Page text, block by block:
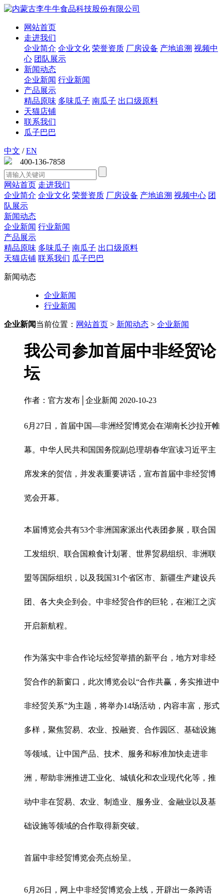
网站首页
走进我们
企业简介 企业文化 荣誉资质 厂房设备 产地追溯 视频中
心 团队展示
新闻动态
企业新闻 行业新闻
产品展示
精品原味 多味瓜子 南瓜子 出口级原料
天猫店铺
联系我们
瓜子巴巴
中文 /EN
400-136-7858
网站首页 走进我们
企业简介 企业文化 荣誉资质 厂房设备 产地追溯 视频中心 团
队展示
新闻动态
企业新闻 行业新闻
产品展示
精品原味 多味瓜子 南瓜子 出口级原料
天猫店铺 联系我们 瓜子巴巴
新闻动态
企业新闻
行业新闻
企业新闻当前位置： 网站首页 > 新闻动态 > 企业新闻
我公司参加首届中非经贸论
坛
作者：官方发布│企业新闻 2020-10-23
6月27日，首届中国—非洲经贸博览会在湖南长沙拉开帷
幕。中华人民共和国国务院副总理胡春华宣读习近平主
席发来的贺信，并发表重要讲话，宣布首届中非经贸博
览会开幕。
本届博览会共有53个非洲国家派出代表团参展，联合国
工发组织、联合国粮食计划署、世界贸易组织、非洲联
盟等国际组织，以及我国31个省区市、新疆生产建设兵
团、各大央企到会。中非经贸合作的巨轮，在湘江之滨
开启新航程。
作为落实中非合作论坛经贸举措的新平台，地方对非经
贸合作的新窗口，此次博览会以“合作共赢，务实推进中
非经贸关系”为主题，将举办14场活动，内容丰富，形式
多样，聚焦贸易、农业、投融资、合作园区、基础设施
等领域。让中国产品、技术、服务和标准加快走进非
洲，帮助非洲推进工业化、城镇化和农业现代化等，推
动中非在贸易、农业、制造业、服务业、金融业以及基
础设施等领域的合作取得新突破。
首届中非经贸博览会亮点纷呈。
6月26日，网上中非经贸博览会上线，开辟出一条跨语